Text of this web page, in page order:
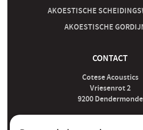
AKOESTISCHE
AKOESTISCHE
CONTACT
Cotese Acoustics
Vriesenrot 2
9200 Dendermonde